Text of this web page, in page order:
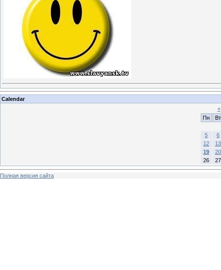
Calendar
«
Пн
Вт
5
6
12
13
19
20
26
27
Полная версия сайта